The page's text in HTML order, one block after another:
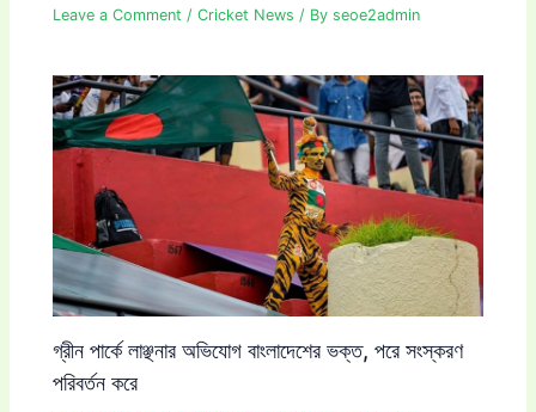
Leave a Comment /Cricket News / Byseoe2admin
গ্রীন পার্কে লাঞ্ছনার অভিযোগ বাংলাদেশের ভক্ত, পরে সংস্করণ
পরিবর্তন করে